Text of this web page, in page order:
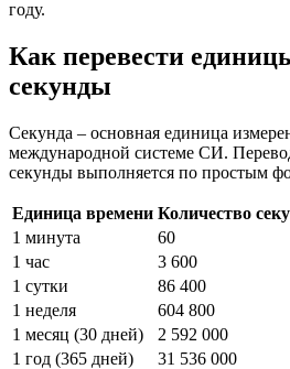
году.
Как перевести
секунды
Секунда – основная единица
международной системе СИ.
секунды выполняется по простым
Единица времени Количество
1 минута
60
1 час
3 600
1 сутки
86 400
1 неделя
604 800
1 месяц (30 дней)
2 592 000
1 год (365 дней)
31 536 000